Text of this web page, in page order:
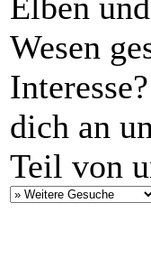
Wesen
dich an
Teil von